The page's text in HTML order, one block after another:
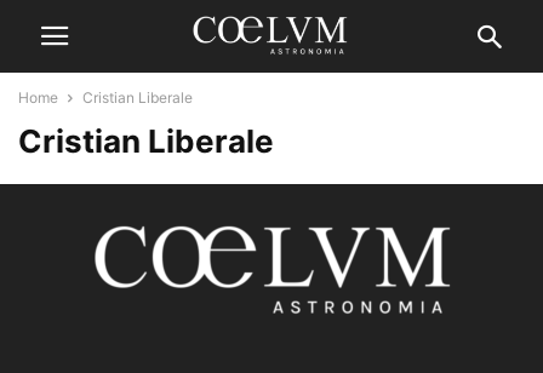
Home Cristian Liberale
Cristian Liberale